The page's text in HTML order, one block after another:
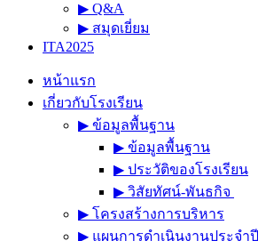
▶︎ Q&A
▶︎ สมุดเยี่ยม
ITA2025
หน้าแรก
เกี่ยวกับโรงเรียน
▶︎ ข้อมูลพื้นฐาน
▶︎ ข้อมูลพื้นฐาน
▶︎ ประวัติของโรงเรียน
▶︎ วิสัยทัศน์-พันธกิจ
▶︎ โครงสร้างการบริหาร
▶︎ แผนการดำเนินงานประจำปี